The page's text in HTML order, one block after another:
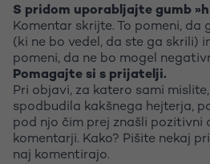
S pridom uporabljajte gumb
Komentar skrijte. To pomeni, da
(ki ne bo vedel, da ste ga skrili)
pomeni, da ne bo mogel
Pomagajte si s prijatelji.
Pri objavi, za katero sami
spodbudila kakšnega hejterja,
pod njo čim prej znašli pozitivni
komentarji. Kako? Pišite nekaj
naj komentirajo.